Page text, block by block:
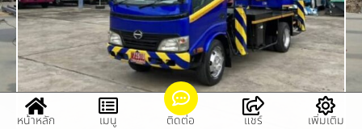
หน้าหลัก เมนู ติดต่อ แชร์ เพิ่มเติม